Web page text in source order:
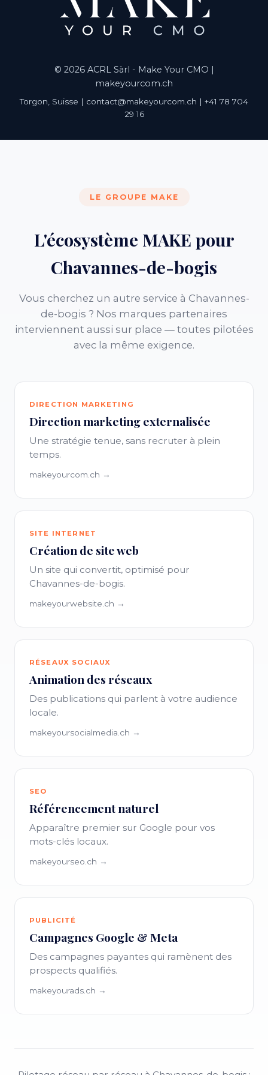
© 2026 ACRL Sàrl - Make Your CMO |
makeyourcom.ch
Torgon, Suisse | contact@makeyourcom.ch | +41 78 704
29 16
LE GROUPE MAKE
L'écosystème MAKE pour
Chavannes-de-bogis
Vous cherchez un autre service à Chavannes-
de-bogis ? Nos marques partenaires
interviennent aussi sur place — toutes pilotées
avec la même exigence.
DIRECTION MARKETING
Direction marketing externalisée
Une stratégie tenue, sans recruter à plein
temps.
makeyourcom.ch →
SITE INTERNET
Création de site web
Un site qui convertit, optimisé pour
Chavannes-de-bogis.
makeyourwebsite.ch →
RÉSEAUX SOCIAUX
Animation des réseaux
Des publications qui parlent à votre audience
locale.
makeyoursocialmedia.ch →
SEO
Référencement naturel
Apparaître premier sur Google pour vos
mots-clés locaux.
makeyourseo.ch →
PUBLICITÉ
Campagnes Google & Meta
Des campagnes payantes qui ramènent des
prospects qualifiés.
makeyourads.ch →